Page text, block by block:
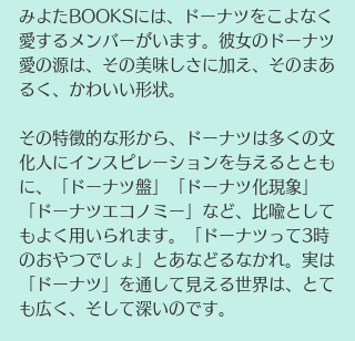
みよたBOOKSには、ドーナツをこよなく
愛するメンバーがいます。 彼女のドーナツ
愛の源は、その美味しさに加え、そのまあ
るく、かわいい形状。
その特徴的な形から、ドーナツは多くの文
化人にインスピレーションを与えるととも
に、「ドーナツ盤」「ドーナツ化現象」
「ドーナツエコノミー」など、比喩として
もよく用いられます。「ドーナツって3時
のおやつでしょ」とあなどるなかれ。実は
「ドーナツ」を通して見える世界は、とて
も広く、そして深いのです。